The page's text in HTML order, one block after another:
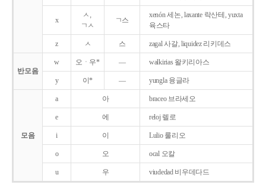
x
ㅅ,
ㄱㅅ
ㄱ스
xenón 세논, laxante 락산테, yuxta
육스타
z ㅅ 스 zagal 사갈, liquidez 리키데스
반모음
w 오ㆍ우* ― walkirias 왈키리아스
y 이* ― yungla 융글라
모음
a 아 braceo 브라세오
e 에 reloj 렐로
i 이 Lulio 룰리오
o 오 ocal 오칼
u 우 viudedad 비우데다드